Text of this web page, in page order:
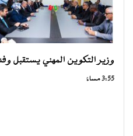
وزير التكوين المهني يستقبل
3:55 مساءً